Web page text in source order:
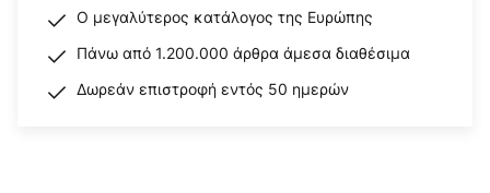
Ο μεγαλύτερος κατάλογος της Ευρώπης
Πάνω από 1.200.000 άρθρα άμεσα διαθέσιμα
Δωρεάν επιστροφή εντός 50 ημερών